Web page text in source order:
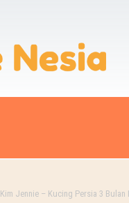
Kim Jennie – Kucing Persia 3 Bulan